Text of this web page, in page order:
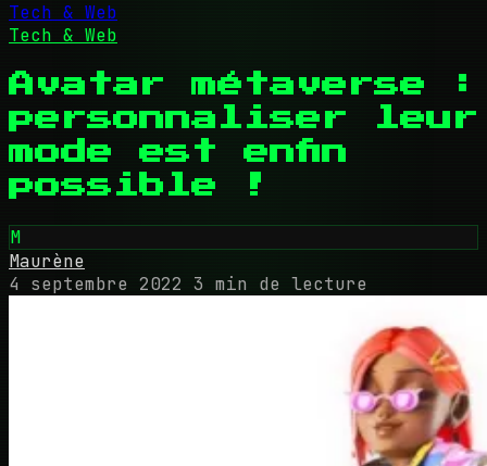
Tech & Web
Tech & Web
Avatar métaverse :
personnaliser leur
mode est enfin
possible !
M
Maurène
4 septembre 2022 3 min de lecture